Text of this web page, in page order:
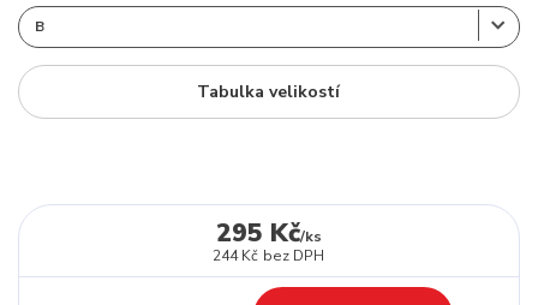
Tabulka velikostí
295 Kč/ks
244 Kč bez DPH